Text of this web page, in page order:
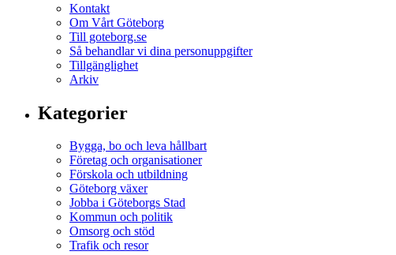
Kontakt
Om Vårt Göteborg
Till goteborg.se
Så behandlar vi dina personuppgifter
Tillgänglighet
Arkiv
Kategorier
Bygga, bo och leva hållbart
Företag och organisationer
Förskola och utbildning
Göteborg växer
Jobba i Göteborgs Stad
Kommun och politik
Omsorg och stöd
Trafik och resor